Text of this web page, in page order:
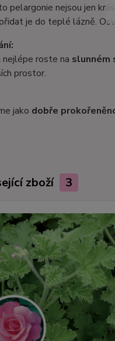
pelargonie nejsou jen
je do teplé lázně.
roste na slunném
prostor.
jako dobře
zboží 3